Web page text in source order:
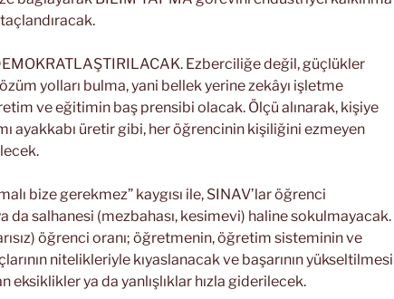
Ezberciliğe değil, güçlükler
yolları bulma, yani bellek yerine zekâyı işletme
ve eğitimin baş prensibi olacak. Ölçü alınarak, kişiye
ayakkabı üretir gibi, her öğrencinin kişiliğini ezmeyen
bize gerekmez” kaygısı ile, SINAV’lar öğrenci
da salhanesi (mezbahası, kesimevi) haline sokulmayacak.
öğrenci oranı; öğretmenin, öğretim sisteminin ve
nitelikleriyle kıyaslanacak ve başarının yükseltilmesi
eksiklikler ya da yanlışlıklar hızla giderilecek.